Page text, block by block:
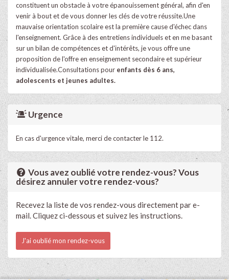
constituent un obstacle à votre épanouissement général, afin d'en
venir à bout et de vous donner les clés de votre réussite.Une
mauvaise orientation scolaire est la première cause d'échec dans
l'enseignement. Grâce à des entretiens individuels et en me basant
sur un bilan de compétences et d'intérêts, je vous offre une
proposition de l'offre en enseignement secondaire et supérieur
individualisée.​Consultations pour enfants dès 6 ans,
adolescents et jeunes adultes.
Urgence
En cas d'urgence vitale, merci de contacter le 112.
Vous avez oublié votre rendez-vous? Vous
désirez annuler votre rendez-vous?
Recevez la liste de vos rendez-vous directement par e-
mail. Cliquez ci-dessous et suivez les instructions.
J'ai oublié mon rendez-vous